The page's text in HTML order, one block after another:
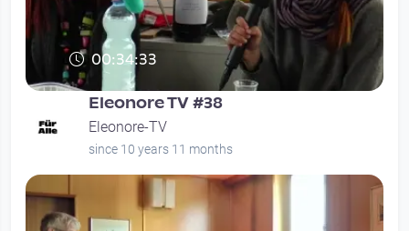
00:34:33
Eleonore TV #38
Eleonore-TV
since 10 years 11 months